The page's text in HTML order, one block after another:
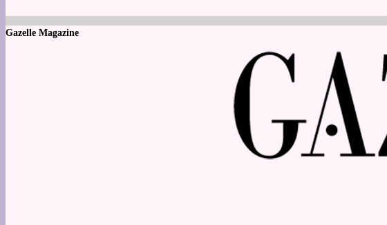
Gazelle Magazine